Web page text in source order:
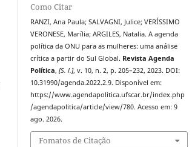
Como Citar
RANZI, Ana Paula; SALVAGNI, Julice; VERÍSSIMO
VERONESE, Marília; ARGILES, Natalia. A agenda
política da ONU para as mulheres: uma análise
crítica a partir do Sul Global. Revista Agenda
Política,[S. l.], v. 10, n. 2, p. 205–232, 2023. DOI:
10.31990/agenda.2022.2.9. Disponível em:
https://www.agendapolitica.ufscar.br/index.php
/agendapolitica/article/view/780. Acesso em: 9
ago. 2026.
Fomatos de Citação